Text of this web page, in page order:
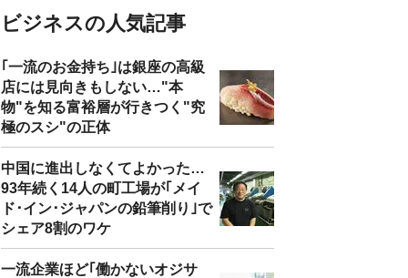
ビジネスの人気記事
｢一流のお金持ち｣は銀座の高級
店には見向きもしない…"本
物"を知る富裕層が行きつく"究
極のスシ"の正体
中国に進出しなくてよかった…
93年続く14人の町工場が｢メイ
ド･イン･ジャパンの鉛筆削り｣で
シェア8割のワケ
一流企業ほど｢働かないオジサ